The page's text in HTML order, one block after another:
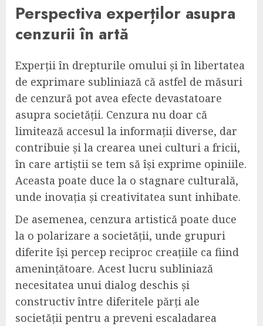
Perspectiva experților asupra
cenzurii în artă
Experții în drepturile omului și în libertatea
de exprimare subliniază că astfel de măsuri
de cenzură pot avea efecte devastatoare
asupra societății. Cenzura nu doar că
limitează accesul la informații diverse, dar
contribuie și la crearea unei culturi a fricii,
în care artiștii se tem să își exprime opiniile.
Aceasta poate duce la o stagnare culturală,
unde inovația și creativitatea sunt inhibate.
De asemenea, cenzura artistică poate duce
la o polarizare a societății, unde grupuri
diferite își percep reciproc creațiile ca fiind
amenințătoare. Acest lucru subliniază
necesitatea unui dialog deschis și
constructiv între diferitele părți ale
societății pentru a preveni escaladarea